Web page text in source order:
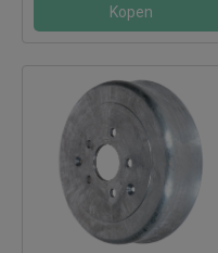
Kopen